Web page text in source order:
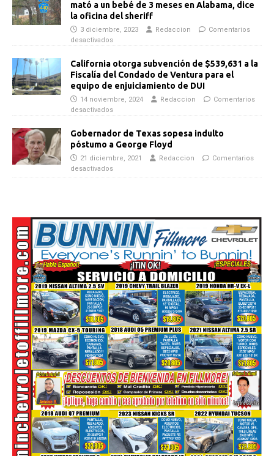
mató a un bebé de 3 meses en Alabama, dice
la oficina del sheriff
3 diciembre, 2023 Redaccion
Comentarios
desactivados
California otorga subvención de $539,631 a la
Fiscalía del Condado de Ventura para el
equipo de enjuiciamiento de DUI
14 noviembre, 2024 Redaccion
Comentarios
desactivados
Gobernador de Texas sopesa indulto
póstumo a George Floyd
21 diciembre, 2021 Redaccion
Comentarios
desactivados